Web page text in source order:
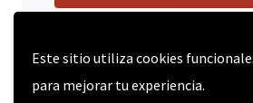
Este sitio utiliza cookies
para mejorar tu experiencia.